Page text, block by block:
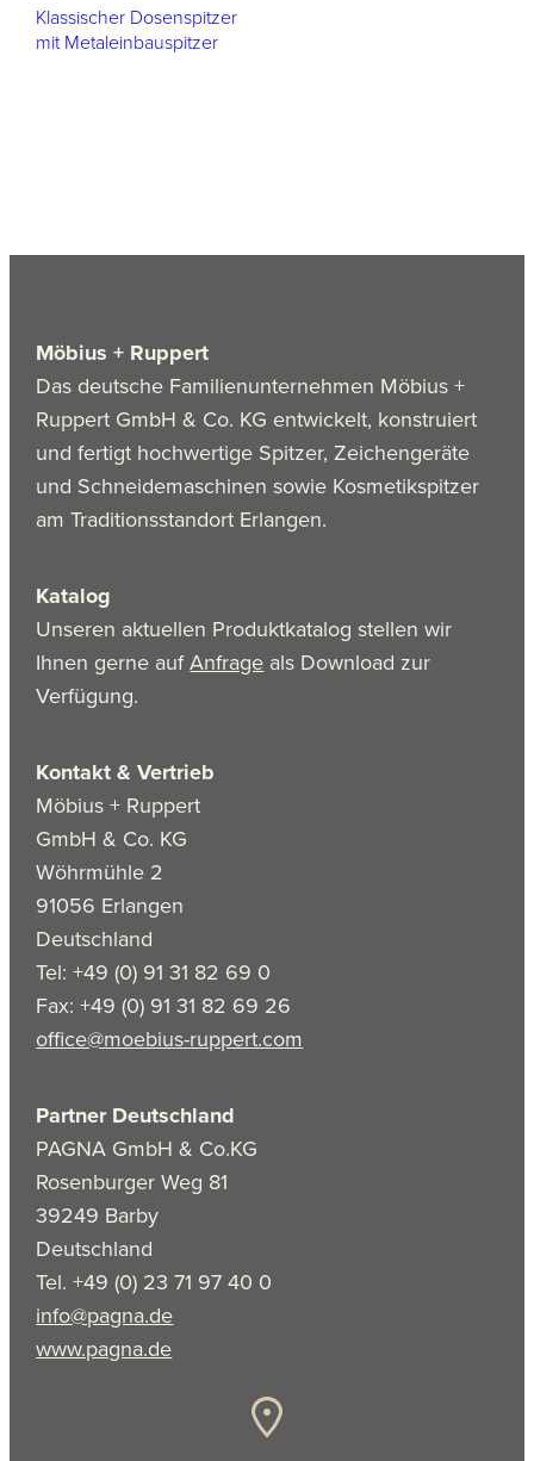
Klassischer Dosenspitzer
mit Metaleinbauspitzer
Möbius + Ruppert
Das deutsche Familienunternehmen Möbius +
Ruppert GmbH & Co. KG entwickelt, konstruiert
und fertigt hochwertige Spitzer, Zeichengeräte
und Schneidemaschinen sowie Kosmetikspitzer
am Traditionsstandort Erlangen.
Katalog
Unseren aktuellen Produktkatalog stellen wir
Ihnen gerne aufAnfrage als Download zur
Verfügung.
Kontakt & Vertrieb
Möbius + Ruppert
GmbH & Co. KG
Wöhrmühle 2
91056 Erlangen
Deutschland
Tel: +49 (0) 91 31 82 69 0
Fax: +49 (0) 91 31 82 69 26
office@moebius-ruppert.com
Partner Deutschland
PAGNA GmbH & Co.KG
Rosenburger Weg 81
39249 Barby
Deutschland
Tel. +49 (0) 23 71 97 40 0
info@pagna.de
www.pagna.de